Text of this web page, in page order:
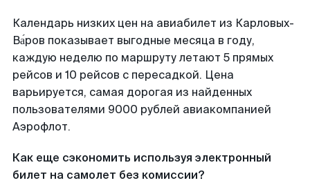
Календарь низких цен на авиабилет из Карловых-
Ва́ров показывает выгодные месяца в году,
каждую неделю по маршруту летают 5 прямых
рейсов и 10 рейсов с пересадкой. Цена
варьируется, самая дорогая из найденных
пользователями 9000 рублей авиакомпанией
Аэрофлот.
Как еще сэкономить используя электронный
билет на самолет без комиссии?